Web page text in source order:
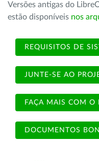
Versões antigas do
estão disponíveis nos
REQUISITOS DE
JUNTE-SE AO
FAÇA MAIS COM O
DOCUMENTOS